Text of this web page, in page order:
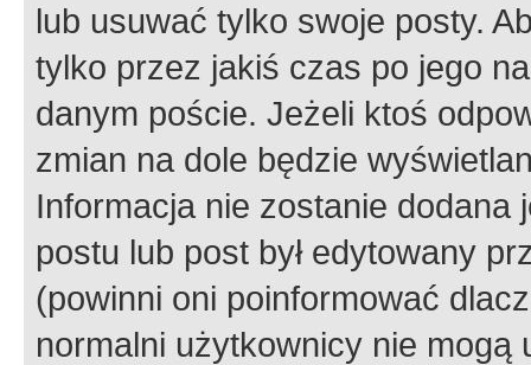
lub usuwać tylko swoje posty.
tylko przez jakiś czas po jego
danym poście. Jeżeli ktoś
zmian na dole będzie
Informacja nie zostanie dodana
postu lub post był edytowany
(powinni oni poinformować
normalni użytkownicy nie